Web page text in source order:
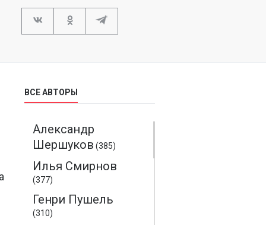
ВСЕ АВТОРЫ
Александр
Шершуков (385)
Илья Смирнов
(377)
Генри Пушель
(310)